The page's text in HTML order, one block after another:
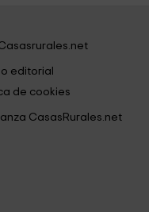
editorial
de cookies
CasasRurales.net